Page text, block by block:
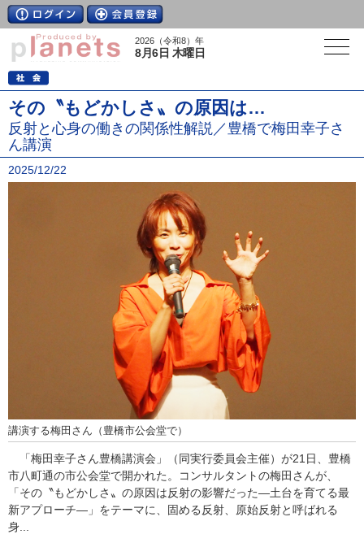
2026（令和8）年
8月6日 木曜日
その〝もどかしさ〟の原因は…
反射と心身の働きの関係性解説／豊橋で梅田幸子さ
ん講演
2025/12/22
講演する梅田さん（豊橋市公会堂で）
「梅田幸子さん豊橋講演会」（同実行委員会主催）が21日、豊橋
市八町通の市公会堂で開かれた。コンサルタントの梅田さんが、
「その〝もどかしさ〟の原因は反射の影響だった―土台を育てる最
新アプローチ―」をテーマに、固める反射、原始反射と呼ばれる
身...